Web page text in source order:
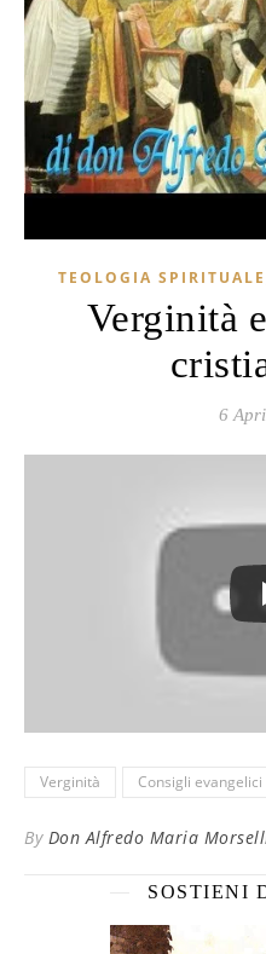
TEOLOGIA SPIRITUALE
Verginità
6
Verginità Consigli evangelici
By Don Alfredo Maria
SOSTIENI